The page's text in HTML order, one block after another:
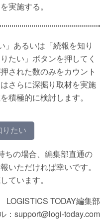
実施する。
」あるいは「続報を知り
たい」ボタンを押してく
された数のみをカウント
さらに深掘り取材を実施
積極的に検討します。
りたい
ちの場合、編集部直通の
いただければ幸いです。
ています。
LOGISTICS TODAY編集部
：support@logi-today.com